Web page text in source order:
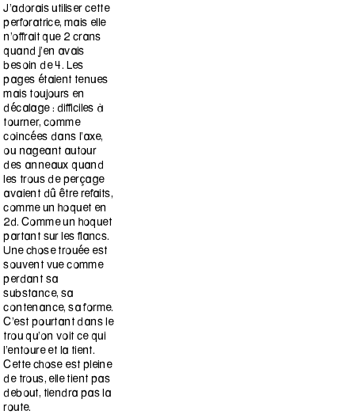
J’adorais utiliser cette
perforatrice, mais elle
n’offrait que 2 crans
quand j’en avais
besoin de 4. Les
pages étaient tenues
mais toujours en
décalage : difficiles à
tourner, comme
coincées dans l’axe,
ou nageant autour
des anneaux quand
les trous de perçage
avaient dû être refaits,
comme un hoquet en
2d. Comme un hoquet
partant sur les flancs.
Une chose trouée est
souvent vue comme
perdant sa
substance, sa
contenance, sa forme.
C’est pourtant dans le
trou qu’on voit ce qui
l’entoure et la tient.
Cette chose est pleine
de trous, elle tient pas
debout, tiendra pas la
route.